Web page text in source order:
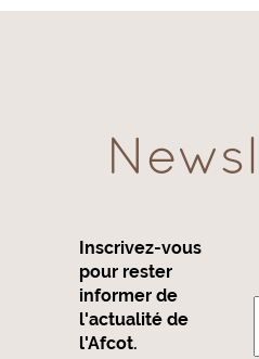
Inscrivez-vous
pour rester
informer de
l'actualité de
l'Afcot.